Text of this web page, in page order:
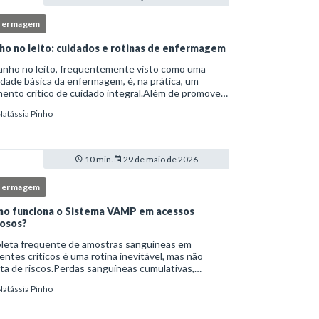
no leito: cuidados e rotinas de enfermagem
no leito, frequentemente visto como uma
básica da enfermagem, é, na prática, um
crítico de cuidado integral.Além de promover
prevenção de complicações e fortalec
Pinho
10 min. 29 de maio de 2026
funciona o Sistema VAMP em acessos
frequente de amostras sanguíneas em
críticos é uma rotina inevitável, mas não
de riscos.Perdas sanguíneas cumulativas,
de múltiplas punções e manipulação
Pinho